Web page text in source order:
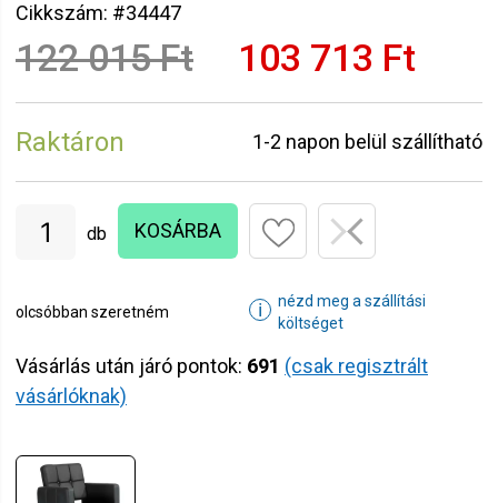
Cikkszám: #34447
122 015 Ft 103 713 Ft
Raktáron 1-2 napon belül szállítható
db KOSÁRBA
olcsóbban szeretném ℹ
nézd meg a szállítási
költséget
Vásárlás után járó pontok: 691 (csak regisztrált
vásárlóknak)